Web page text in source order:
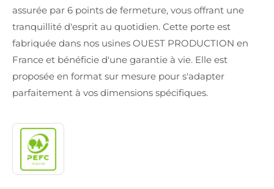
assurée par 6 points de fermeture, vous offrant une
tranquillité d'esprit au quotidien. Cette porte est
fabriquée dans nos usines OUEST PRODUCTION en
France et bénéficie d'une garantie à vie. Elle est
proposée en format sur mesure pour s'adapter
parfaitement à vos dimensions spécifiques.